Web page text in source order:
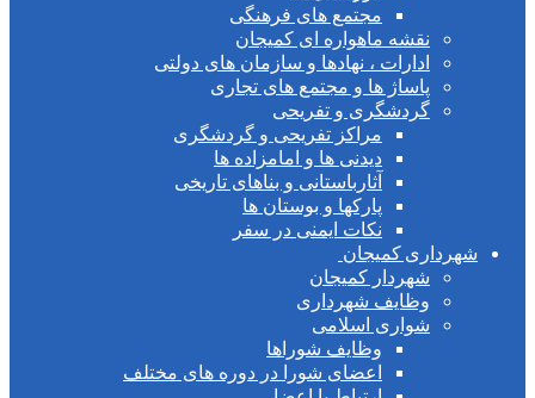
مجتمع های فرهنگی
نقشه ماهواره ای کمیجان
ادارات ، نهادها و سازمان های دولتی
پاساژ ها و مجتمع های تجاری
گردشگری و تفریحی
مراکز تفریحی و گردشگری
دیدنی ها و امامزاده ها
آثارباستانی و بناهای تاریخی
پارکها و بوستان ها
نکات ایمنی در سفر
کمیجان
شهردار کمیجان
وظایف شهرداری
شواری اسلامی
وظایف شوراها
اعضای شورا در دوره های مختلف